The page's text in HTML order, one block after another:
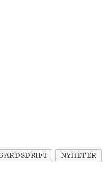
NYHETER